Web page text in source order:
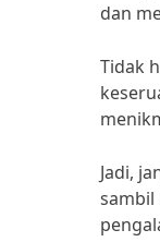
dan
Tidak
Jadi,
sambil